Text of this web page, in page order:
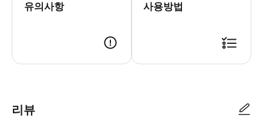
유의사항 사용방법
리뷰